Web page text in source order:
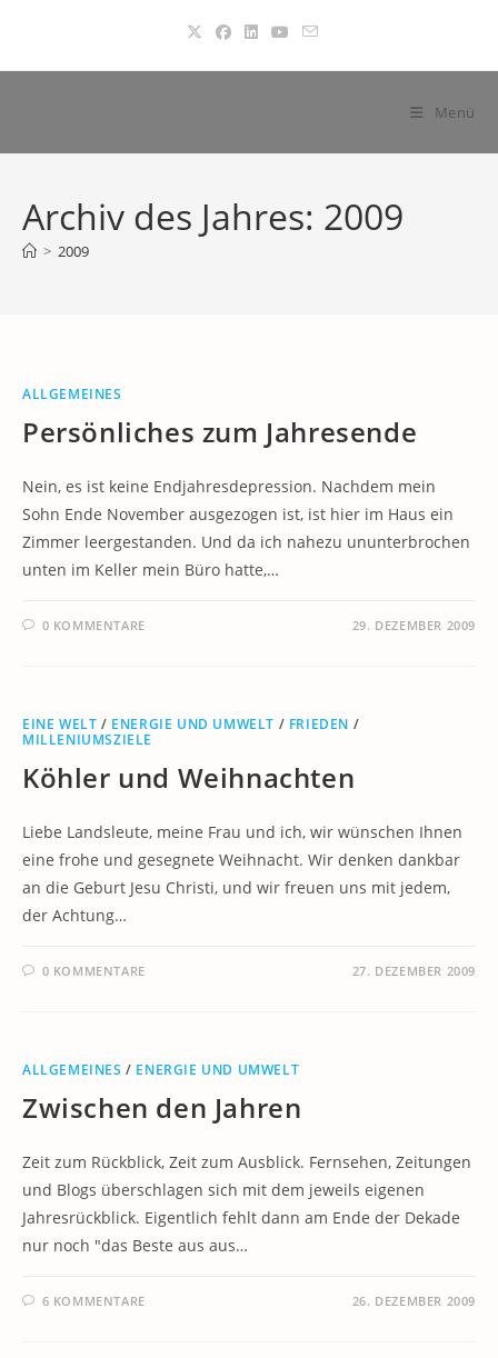
springen
Menü
Archiv des Jahres: 2009
> 2009
ALLGEMEINES
Persönliches zum Jahresende
Nein, es ist keine Endjahresdepression. Nachdem mein
Sohn Ende November ausgezogen ist, ist hier im Haus ein
Zimmer leergestanden. Und da ich nahezu ununterbrochen
unten im Keller mein Büro hatte,…
0 KOMMENTARE 29. DEZEMBER 2009
EINE WELT / ENERGIE UND UMWELT / FRIEDEN /
MILLENIUMSZIELE
Köhler und Weihnachten
Liebe Landsleute, meine Frau und ich, wir wünschen Ihnen
eine frohe und gesegnete Weihnacht. Wir denken dankbar
an die Geburt Jesu Christi, und wir freuen uns mit jedem,
der Achtung…
0 KOMMENTARE 27. DEZEMBER 2009
ALLGEMEINES / ENERGIE UND UMWELT
Zwischen den Jahren
Zeit zum Rückblick, Zeit zum Ausblick. Fernsehen, Zeitungen
und Blogs überschlagen sich mit dem jeweils eigenen
Jahresrückblick. Eigentlich fehlt dann am Ende der Dekade
nur noch "das Beste aus aus…
6 KOMMENTARE 26. DEZEMBER 2009